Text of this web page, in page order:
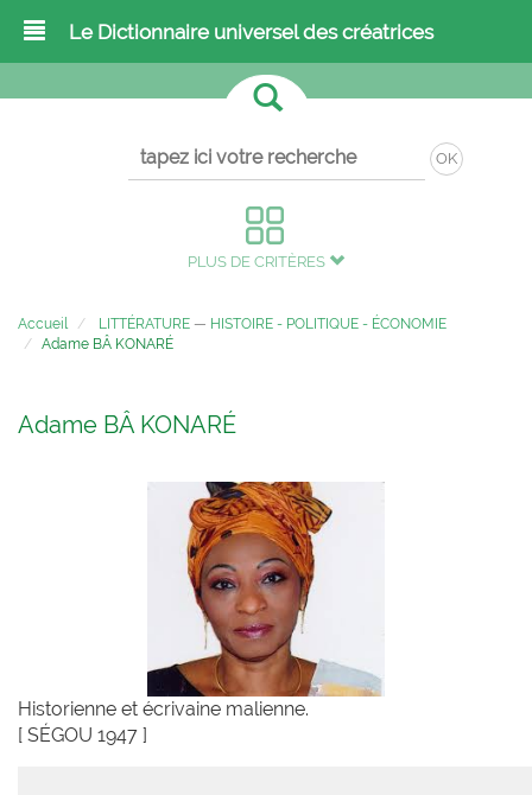
Le Dictionnaire universel des créatrices
OK
PLUS DE CRITÈRES
Accueil LITTÉRATURE — HISTOIRE - POLITIQUE - ÉCONOMIE
Adame BÂ KONARÉ
Adame BÂ KONARÉ
Historienne et écrivaine malienne.
[ SÉGOU 1947 ]